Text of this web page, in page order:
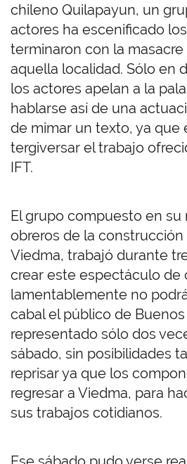
chileno Quilapayun, un
actores ha escenificado
terminaron con la
aquella localidad. Sólo en
los actores apelan a la
hablarse así de una
de mimar un texto, ya que
tergiversar el trabajo
IFT.
El grupo compuesto en su
obreros de la
Viedma, trabajó durante
crear este espectáculo de
lamentablemente no
cabal el público de
representado sólo dos
sábado, sin posibilidades
reprisar ya que los
regresar a Viedma, para
sus trabajos cotidianos.